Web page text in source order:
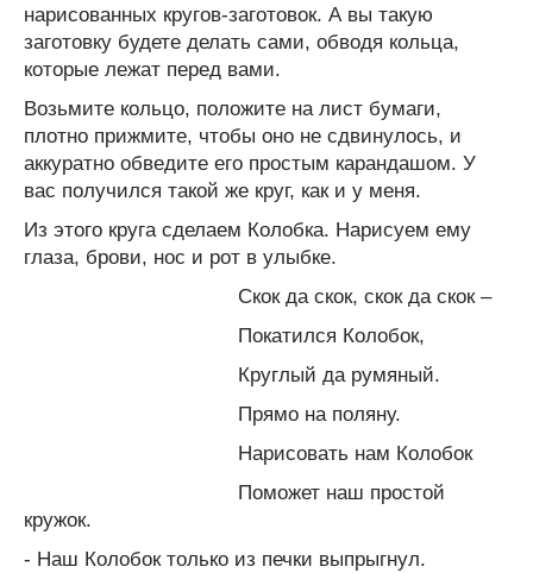
нарисованных кругов-заготовок. А вы такую
заготовку будете делать сами, обводя кольца,
которые лежат перед вами.
Возьмите кольцо, положите на лист бумаги,
плотно прижмите, чтобы оно не сдвинулось, и
аккуратно обведите его простым карандашом. У
вас получился такой же круг, как и у меня.
Из этого круга сделаем Колобка. Нарисуем ему
глаза, брови, нос и рот в улыбке.
Скок да скок, скок да скок –
Покатился Колобок,
Круглый да румяный.
Прямо на поляну.
Нарисовать нам Колобок
Поможет наш простой
кружок.
- Наш Колобок только из печки выпрыгнул.